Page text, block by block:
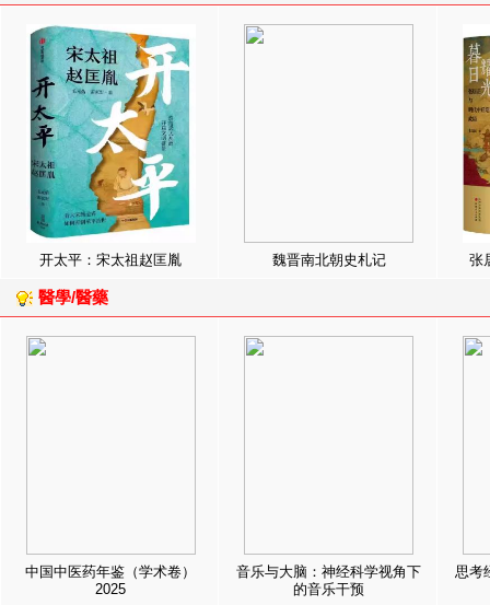
开太平：宋太祖赵匡胤 魏晋南北朝史札记 张
醫學/醫藥
中国中医药年鉴（学术卷）
2025
音乐与大脑：神经科学视角下
的音乐干预
思考